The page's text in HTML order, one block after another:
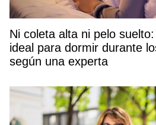
Ni coleta alta ni pelo
ideal para dormir durante
según una experta